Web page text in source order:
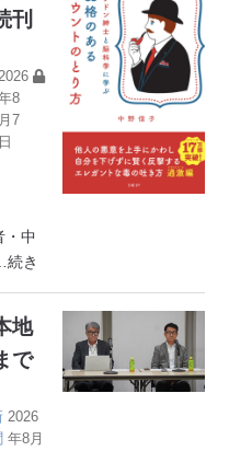
刊
8
月7
日
中
続き
地
で
2026
年8月